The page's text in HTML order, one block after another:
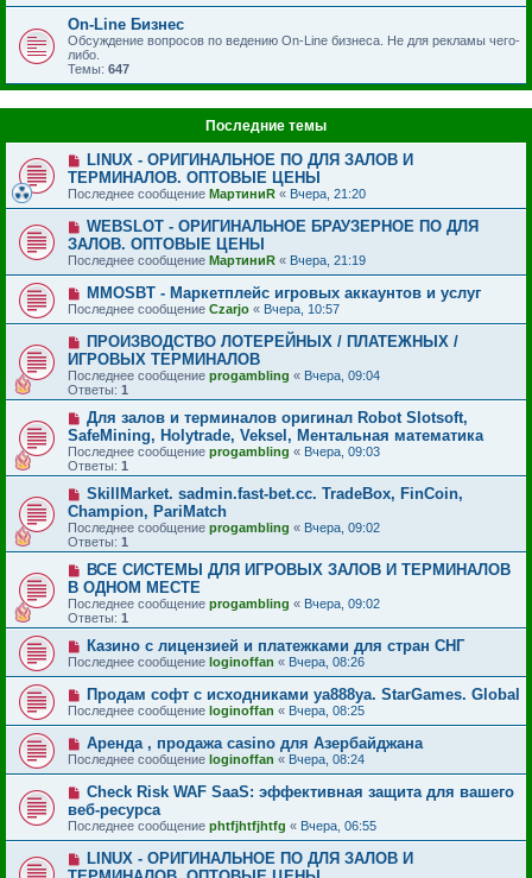
On-Line Бизнес
Обсуждение вопросов по ведению On-Line бизнеса. Не для рекламы чего-
либо.
Темы: 647
Последние темы
LINUX - ОРИГИНАЛЬНОЕ ПО ДЛЯ ЗАЛОВ И
ТЕРМИНАЛОВ. ОПТОВЫЕ ЦЕНЫ
Последнее сообщение МартиниR « Вчера, 21:20
WEBSLOT - ОРИГИНАЛЬНОЕ БРАУЗЕРНОЕ ПО ДЛЯ
ЗАЛОВ. ОПТОВЫЕ ЦЕНЫ
Последнее сообщение МартиниR « Вчера, 21:19
MMOSBT - Маркетплейс игровых аккаунтов и услуг
Последнее сообщение Czarjo « Вчера, 10:57
ПРОИЗВОДСТВО ЛОТЕРЕЙНЫХ / ПЛАТЕЖНЫХ /
ИГРОВЫХ ТЕРМИНАЛОВ
Последнее сообщение progambling « Вчера, 09:04
Ответы: 1
Для залов и терминалов оригинал Robot Slotsoft,
SafeMining, Holytrade, Veksel, Ментальная математика
Последнее сообщение progambling « Вчера, 09:03
Ответы: 1
SkillMarket. sadmin.fast-bet.cc. TradeBox, FinCoin,
Champion, PariMatch
Последнее сообщение progambling « Вчера, 09:02
Ответы: 1
ВСЕ СИСТЕМЫ ДЛЯ ИГРОВЫХ ЗАЛОВ И ТЕРМИНАЛОВ
В ОДНОМ МЕСТЕ
Последнее сообщение progambling « Вчера, 09:02
Ответы: 1
Казино с лицензией и платежками для стран СНГ
Последнее сообщение loginoffan « Вчера, 08:26
Продам софт с исходниками ya888ya. StarGames. Global
Последнее сообщение loginoffan « Вчера, 08:25
Аренда , продажа casino для Азербайджана
Последнее сообщение loginoffan « Вчера, 08:24
Check Risk WAF SaaS: эффективная защита для вашего
веб-ресурса
Последнее сообщение phtfjhtfjhtfg « Вчера, 06:55
LINUX - ОРИГИНАЛЬНОЕ ПО ДЛЯ ЗАЛОВ И